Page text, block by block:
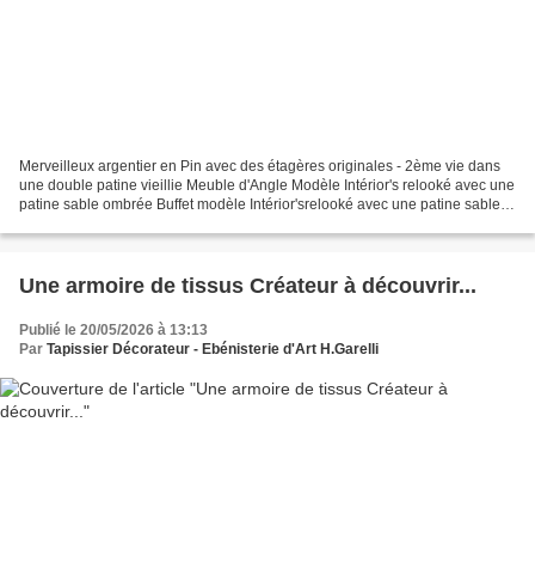
Merveilleux argentier en Pin avec des étagères originales - 2ème vie dans
une double patine vieillie Meuble d'Angle Modèle Intérior's relooké avec une
patine sable ombrée Buffet modèle Intérior'srelooké avec une patine sable et
Une armoire de tissus Créateur à découvrir...
Publié le 20/05/2026 à 13:13
Par Tapissier Décorateur - Ebénisterie d'Art H.Garelli